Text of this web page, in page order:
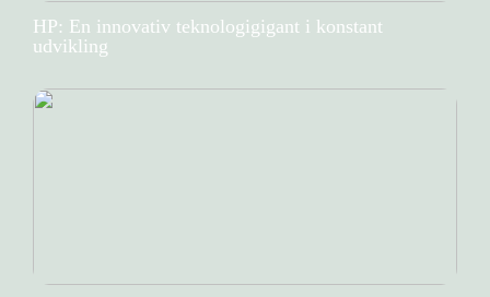
HP: En innovativ teknologigigant i konstant
udvikling